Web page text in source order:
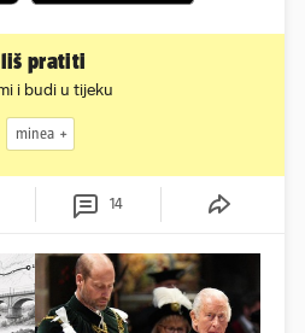
pratiti
i budi u tijeku
minea
14